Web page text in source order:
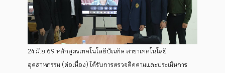
24 มิ.ย.69 หลักสูตรเทคโนโลยีบัณฑิต สาขาเทคโนโลยี
อุตสาหกรรม (ต่อเนื่อง) ได้รับการตรวจติดตามและประเมินการ